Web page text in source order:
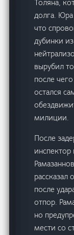
Толяна,
долга. Юра
что
дубинки
вырубил
после
остался
милиции.
После
рассказал
после
отпор.
но
мести со